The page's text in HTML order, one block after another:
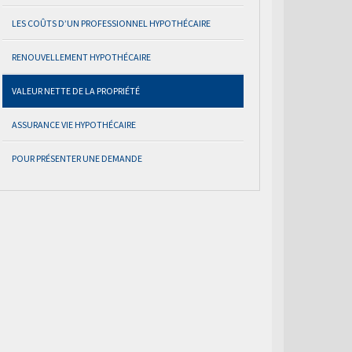
LES COÛTS D’UN PROFESSIONNEL HYPOTHÉCAIRE
RENOUVELLEMENT HYPOTHÉCAIRE
VALEUR NETTE DE LA PROPRIÉTÉ
ASSURANCE VIE HYPOTHÉCAIRE
POUR PRÉSENTER UNE DEMANDE